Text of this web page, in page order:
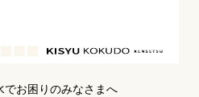
でお困りのみなさまへ